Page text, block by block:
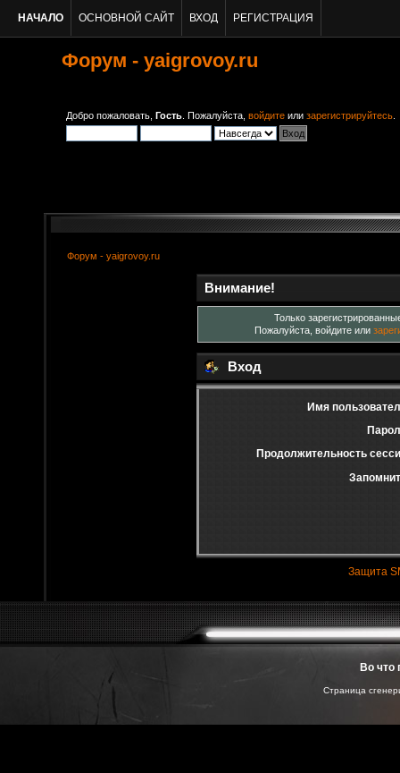
НАЧАЛО ОСНОВНОЙ САЙТ ВХОД РЕГИСТРАЦИЯ
Форум - yaigrovoy.ru
Добро пожаловать, Гость . Пожалуйста, войдите или зарегистрируйтесь
Форум - yaigrovoy.ru
Внимание!
Только
Пожалуйста, войдите или
Вход
Имя
Продолжительность
Защита
Во что
Страница